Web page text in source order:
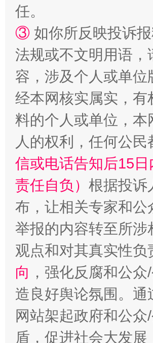
任。
③ 如你所反映投诉
法规或不文明用语
容，涉及个人或单
经本网核实属实，
料的个人或单位，
人的权利，任何公
信或电话告知后15
责任自负） 根据投诉
布，让相关专家和
举报的内容转至所
观点和对其真实性负
向 ，强化反腐和公
造良好舆论氛围。
网站架起政府和公
盾，促进社会大发